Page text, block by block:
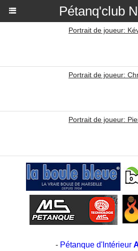
Pétanq'club
Portrait de joueur:
Portrait de joueur:
Portrait de joueur:
- Pétanque d'Intérieur